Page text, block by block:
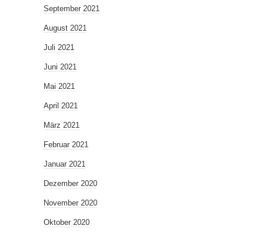
September 2021
August 2021
Juli 2021
Juni 2021
Mai 2021
April 2021
März 2021
Februar 2021
Januar 2021
Dezember 2020
November 2020
Oktober 2020